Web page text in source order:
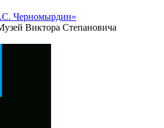
Черномырдин»
Виктора Степановича